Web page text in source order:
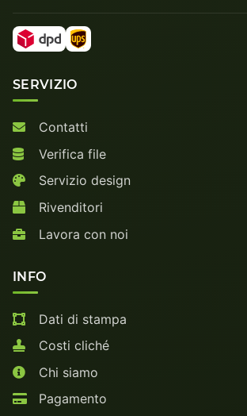
SERVIZIO
Contatti
Verifica file
Servizio design
Rivenditori
Lavora con noi
INFO
Dati di stampa
Costi cliché
Chi siamo
Pagamento